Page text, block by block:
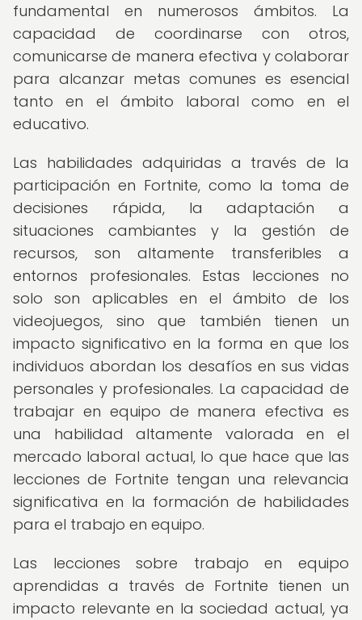
fundamental en numerosos ámbitos. La
capacidad de coordinarse con otros,
comunicarse de manera efectiva y colaborar
para alcanzar metas comunes es esencial
tanto en el ámbito laboral como en el
educativo.
Las habilidades adquiridas a través de la
participación en Fortnite, como la toma de
decisiones rápida, la adaptación a
situaciones cambiantes y la gestión de
recursos, son altamente transferibles a
entornos profesionales. Estas lecciones no
solo son aplicables en el ámbito de los
videojuegos, sino que también tienen un
impacto significativo en la forma en que los
individuos abordan los desafíos en sus vidas
personales y profesionales. La capacidad de
trabajar en equipo de manera efectiva es
una habilidad altamente valorada en el
mercado laboral actual, lo que hace que las
lecciones de Fortnite tengan una relevancia
significativa en la formación de habilidades
para el trabajo en equipo.
Las lecciones sobre trabajo en equipo
aprendidas a través de Fortnite tienen un
impacto relevante en la sociedad actual, ya